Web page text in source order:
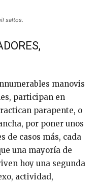
saltos.
manovis
participan en
parapente, o
por poner unos
de casos más, cada
una mayoría de
hoy una segunda
actividad,